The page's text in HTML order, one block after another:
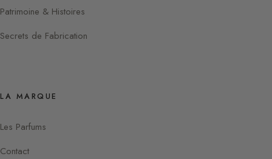
Patrimoine & Histoires
Secrets de Fabrication
LA MARQUE
Les Parfums
Contact